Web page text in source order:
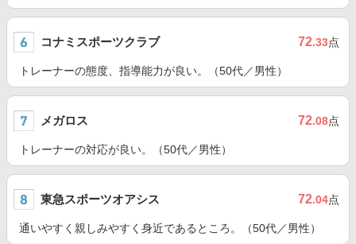
コナミスポーツクラブ 72.33点
トレーナーの態度、指導能力が良い。（50代／男性）
メガロス 72.08点
トレーナーの対応が良い。（50代／男性）
東急スポーツオアシス 72.04点
通いやすく親しみやすく身近であるところ。（50代／男性）